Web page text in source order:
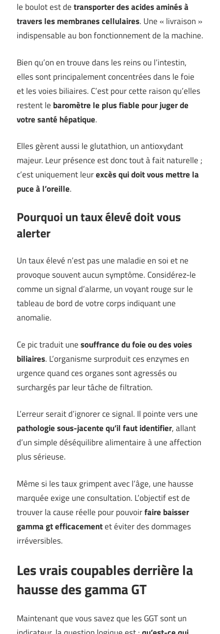
le boulot est detransporter des acides aminés à
travers les membranes cellulaires. Une « livraison »
indispensable au bon fonctionnement de la machine.
Bien qu’on en trouve dans les reins ou l’intestin,
elles sont principalement concentrées dans le foie
et les voies biliaires. C’est pour cette raison qu’elles
restent le baromètre le plus fiable pour juger de
votre santé hépatique.
Elles gèrent aussi le glutathion, un antioxydant
majeur. Leur présence est donc tout à fait naturelle ;
c’est uniquement leurexcès qui doit vous mettre la
puce à l’oreille.
Pourquoi un taux élevé doit vous
alerter
Un taux élevé n’est pas une maladie en soi et ne
provoque souvent aucun symptôme. Considérez-le
comme un signal d’alarme, un voyant rouge sur le
tableau de bord de votre corps indiquant une
anomalie.
Ce pic traduit unesouffrance du foie ou des voies
biliaires. L’organisme surproduit ces enzymes en
urgence quand ces organes sont agressés ou
surchargés par leur tâche de filtration.
L’erreur serait d’ignorer ce signal. Il pointe vers une
pathologie sous-jacente qu’il faut identifier, allant
d’un simple déséquilibre alimentaire à une affection
plus sérieuse.
Même si les taux grimpent avec l’âge, une hausse
marquée exige une consultation. L’objectif est de
trouver la cause réelle pour pouvoirfaire baisser
gamma gt efficacementet éviter des dommages
irréversibles.
Les vrais coupables derrière la
hausse des gamma GT
Maintenant que vous savez que les GGT sont un